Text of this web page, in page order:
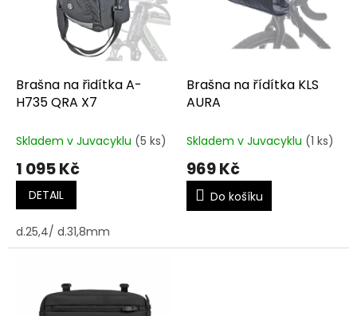
dBrašna na řidítka A-
H735 QRA X7
Skladem v Juvacyklu (5 ks)
1 095 Kč
DETAIL
d.25,4/ d.31,8mm
Brašna na řídítka KLS
AURA
Skladem v Juvacyklu (1 ks)
969 Kč
Do košíku